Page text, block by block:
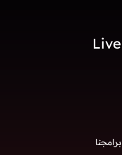
Live
برامجنا